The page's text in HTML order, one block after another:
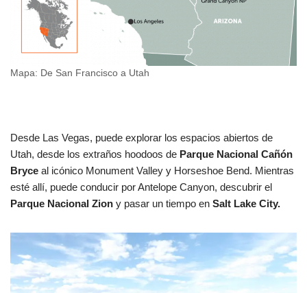
Mapa: De San Francisco a Utah
Desde Las Vegas, puede explorar los espacios abiertos de
Utah, desde los extraños hoodoos de Parque Nacional Cañón
Bryce al icónico Monument Valley y Horseshoe Bend. Mientras
esté allí, puede conducir por Antelope Canyon, descubrir el
Parque Nacional Zion y pasar un tiempo en Salt Lake City.